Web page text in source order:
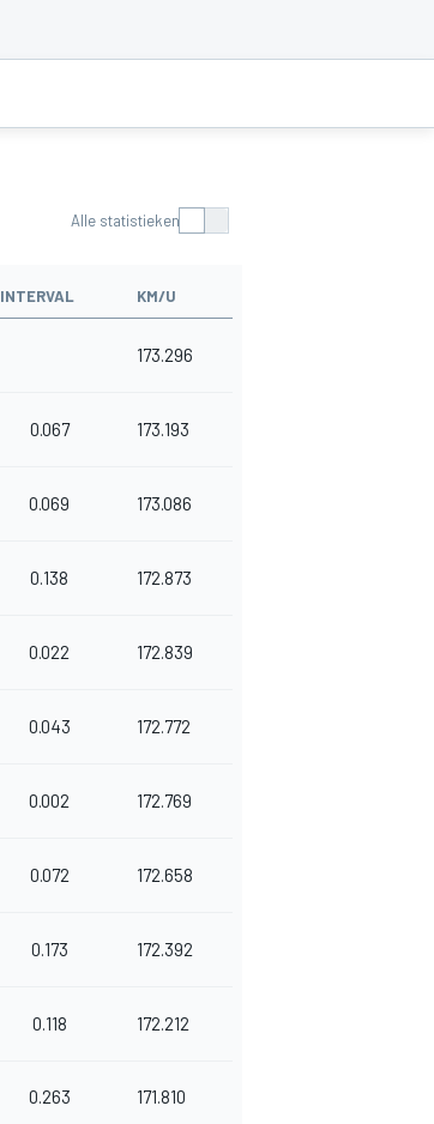
Alle statistieken
INTERVAL KM/U
173.296
0.067 173.193
0.069 173.086
0.138 172.873
0.022 172.839
0.043 172.772
0.002 172.769
0.072 172.658
0.173 172.392
0.118 172.212
0.263 171.810